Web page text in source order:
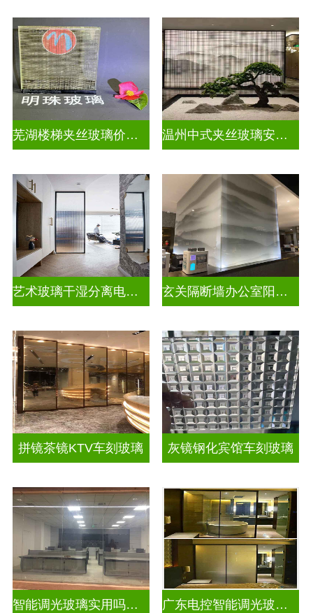
芜湖楼梯夹丝玻璃价格多少一平 温州中式夹丝玻璃安装电话
艺术玻璃干湿分离电视玻璃背景墙 玄关隔断墙办公室阳台挡门玻璃背景墙
拼镜茶镜KTV车刻玻璃 灰镜钢化宾馆车刻玻璃
智能调光玻璃实用吗现在 广东电控智能调光玻璃厂商排名